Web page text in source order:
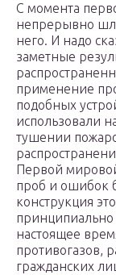
С момента
непрерывно
него. И надо
заметные
применение
подобных
использовали
тушении
Первой
проб и ошибок
конструкция
принципиально
настоящее
противогазов,
гражданских